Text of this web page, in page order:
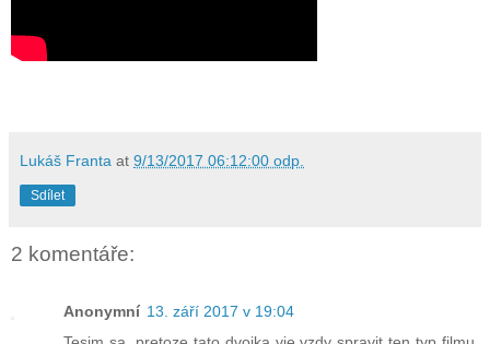
Lukáš Franta at 9/13/2017 06:12:00 odp.
Sdílet
2 komentáře:
Anonymní 13. září 2017 v 19:04